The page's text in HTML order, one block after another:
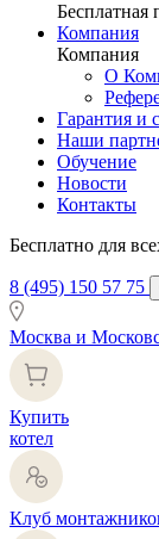
Бесплатная
Компания
Компания
О
Гарантия и
Наши
Обучение
Новости
Контакты
Бесплатно для
8 (495) 150 57 75
Москва и
Купить
котел
Клуб